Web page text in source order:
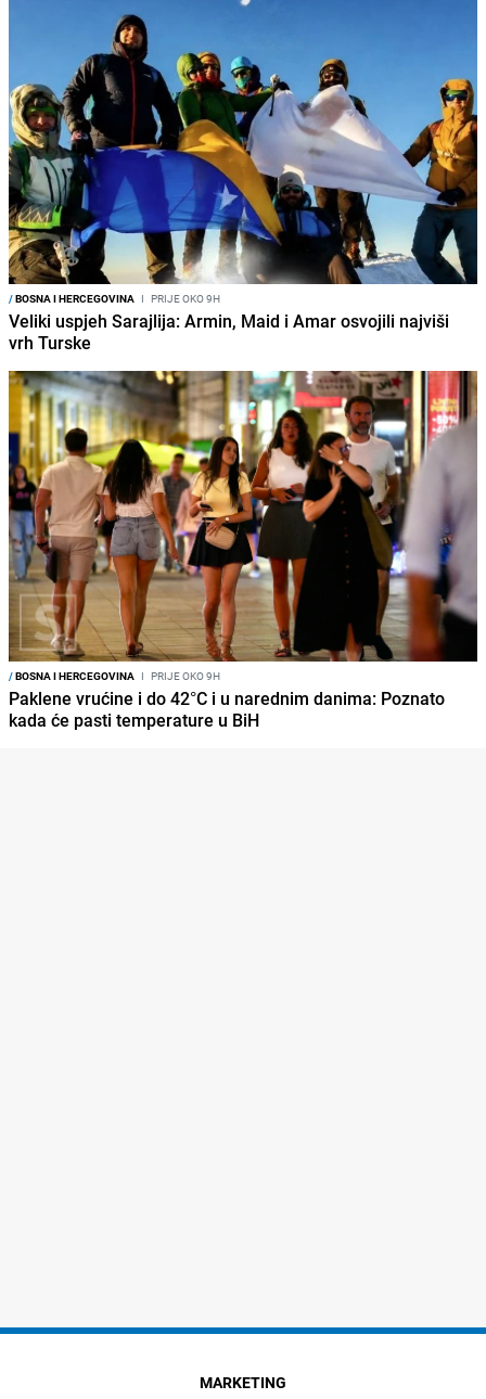
/BOSNA I HERCEGOVINA I PRIJE OKO 9H
Veliki uspjeh Sarajlija: Armin, Maid i Amar osvojili najviši
vrh Turske
/BOSNA I HERCEGOVINA I PRIJE OKO 9H
Paklene vrućine i do 42°C i u narednim danima: Poznato
kada će pasti temperature u BiH
MARKETING